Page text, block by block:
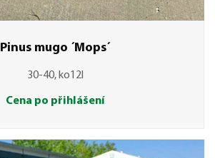
Pinus mugo ´Mops´
30-40, ko12l
Cena po přihlášení